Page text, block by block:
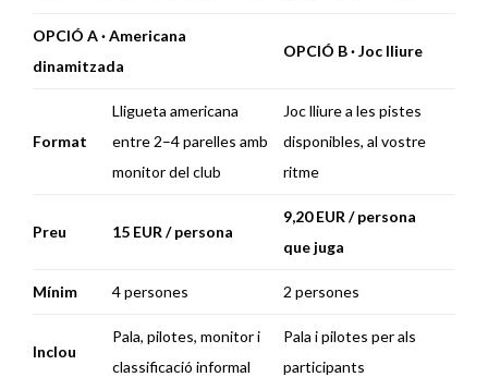
OPCIÓ A · Americana
dinamitzada
OPCIÓ B · Joc lliure
Format
Lligueta americana
entre 2–4 parelles amb
monitor del club
Joc lliure a les pistes
disponibles, al vostre
ritme
Preu 15 EUR / persona
9,20 EUR / persona
que juga
Mínim 4 persones 2 persones
Inclou
Pala, pilotes, monitor i
classificació informal
Pala i pilotes per als
participants